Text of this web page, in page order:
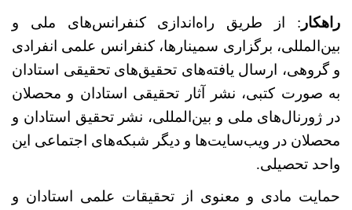
راه­کار : از طریق راه‌اندازی کنفرانس‌های ملی و
بین‌المللی، برگزاری سمینار‌ها، کنفرانس علمی انفرادی
و گروهی، ارسال یافته‌های تحقیق‌های تحقیقی استادان
به صورت کتبی، نشر آثار تحقیقی استادان و محصلان
در ژورنال‌های ملی و بین‌المللی، نشر تحقیق‌ استادان و
محصلان در ویب‌سایت‌ها و دیگر شبکه‌های اجتماعی این
واحد تحصیلی.
حمایت مادی و معنوی از تحقیقات علمی استادان و